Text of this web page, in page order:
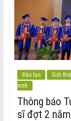
Đào tạo Giới
sinh
Thông báo
sĩ đợt 2